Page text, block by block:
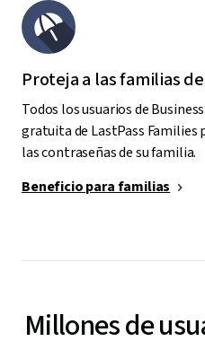
Proteja a las familias
Todos los usuarios de
gratuita de LastPass Families
las contraseñas de su familia.
Beneficio para familias
Millones de